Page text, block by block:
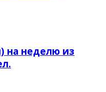
на неделю из